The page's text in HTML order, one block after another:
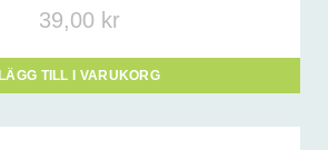
39,00 kr
LÄGG TILL I VARUKORG